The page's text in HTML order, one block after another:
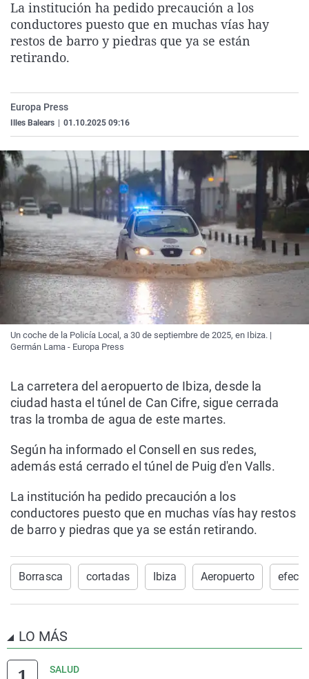
La rosa de los vientos
Gente viajera
Caso
Retornados
Extremadura
Galicia
Virales
Televisión
La institución ha pedido precaución a los
conductores puesto que en muchas vías hay
restos de barro y piedras que ya se están
retirando.
Europa Press
Illes Balears 01.10.2025 09:16
Un coche de la Policía Local, a 30 de septiembre de 2025, en Ibiza. |
Germán Lama - Europa Press
La carretera del aeropuerto de Ibiza, desde la
ciudad hasta el túnel de Can Cifre, sigue cerrada
tras la tromba de agua de este martes.
Según ha informado el Consell en sus redes,
además está cerrado el túnel de Puig d'en Valls.
La institución ha pedido precaución a los
conductores puesto que en muchas vías hay restos
de barro y piedras que ya se están retirando.
Borrasca cortadas Ibiza Aeropuerto
LO MÁS
SALUD